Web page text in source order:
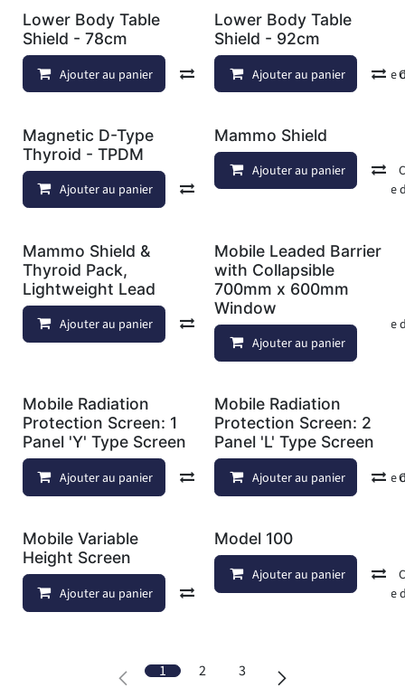
Lower Body Table
Shield - 78cm
Ajouter au panier Comparer Ajouter à la liste
Lower Body Table
Shield - 92cm
Ajouter au panier
Magnetic D-Type
Thyroid - TPDM
Ajouter au panier Comparer Ajouter à la liste
Mammo Shield
Ajouter au panier
Mammo Shield &
Thyroid Pack,
Lightweight Lead
Ajouter au panier Comparer Ajouter à la liste
Mobile Leaded Barrier
with Collapsible
700mm x 600mm
Window
Ajouter au panier
Mobile Radiation
Protection Screen: 1
Panel 'Y' Type Screen
Ajouter au panier Comparer Ajouter à la liste
Mobile Radiation
Protection Screen: 2
Panel 'L' Type Screen
Ajouter au panier
Mobile Variable
Height Screen
Ajouter au panier Comparer Ajouter à la liste
Model 100
Ajouter au panier
1 2 3